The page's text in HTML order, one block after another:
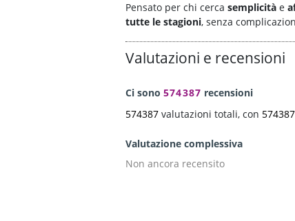
Pensato per chi cerca semplicità e
tutte le stagioni, senza
Valutazioni e recensioni
Ci sono 574387 recensioni
574387 valutazioni totali, con 574387
Valutazione complessiva
Non ancora recensito